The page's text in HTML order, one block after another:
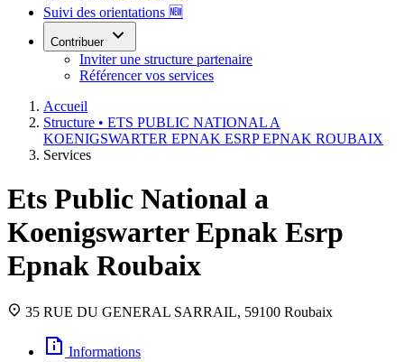
Suivi des orientations 🆕
Contribuer
Inviter une structure partenaire
Référencer vos services
Accueil
Structure • ETS PUBLIC NATIONAL A
KOENIGSWARTER EPNAK ESRP EPNAK ROUBAIX
Services
Ets Public National a
Koenigswarter Epnak Esrp
Epnak Roubaix
35 RUE DU GENERAL SARRAIL, 59100 Roubaix
Informations